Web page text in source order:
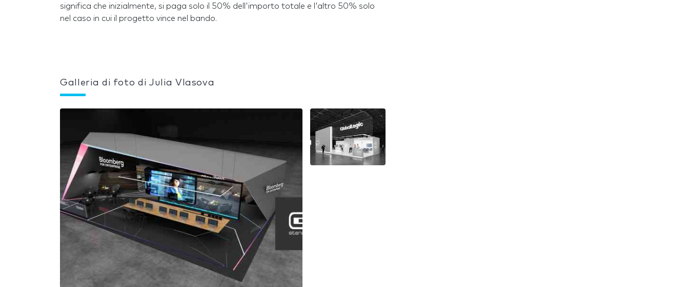
significa che inizialmente, si paga solo il 50% dell'importo totale e l'altro 50% solo
nel caso in cui il progetto vince nel bando.
Galleria di foto di Julia Vlasova